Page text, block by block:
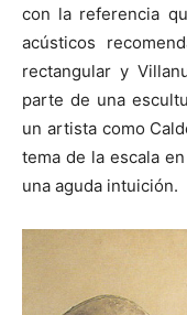
con la referencia
acústicos
rectangular y
parte de una
un artista como
tema de la escala
una aguda intuición.